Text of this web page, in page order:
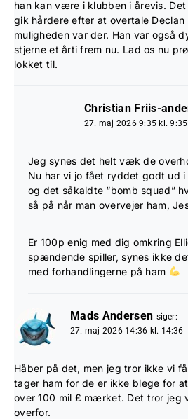
han kan være i klubben i årevis.
gik hårdere efter at overtale Declan
muligheden var der. Han var også
stjerne et årti frem nu. Lad os nu
lokket til.
Christian Friis-
27. maj 2026 9:35 kl. 9:35
Jeg synes det helt væk de
Nu har vi jo fået ryddet godt ud
og det såkaldte “bomb squad”
så på når man overvejer ham,
Er 100p enig med dig omkring
spændende spiller, synes ikke
med forhandlingerne på ham
Mads Andersen siger:
27. maj 2026 14:36 kl. 14:36
Håber på det, men jeg tror ikke vi
tager ham for de er ikke blege for
over 100 mil £ mærket. Det tror jeg
overfor.